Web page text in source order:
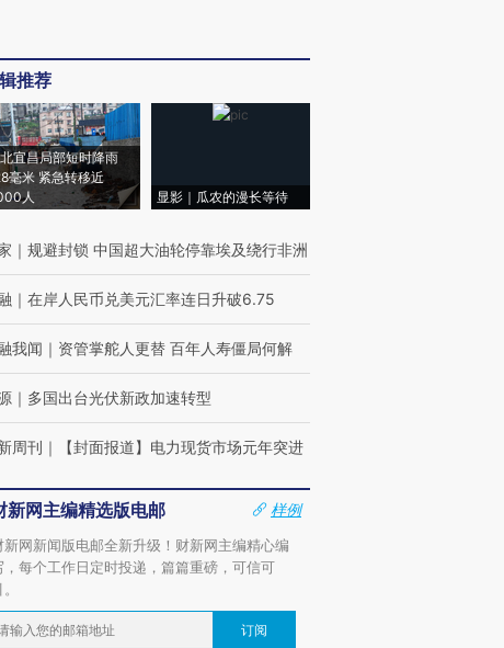
推荐
宜昌局部短时降雨
毫米 紧急转移近
人
显影｜瓜农的漫长等待
｜ 规避封锁 中国超大油轮停靠埃及绕行非洲
｜ 在岸人民币兑美元汇率连日升破6.75
我闻 ｜ 资管掌舵人更替 百年人寿僵局何解
｜ 多国出台光伏新政加速转型
周刊 ｜ 【封面报道】电力现货市场元年突进
新网主编精选版电邮
样例
新网新闻版电邮全新升级！财新网主编精心编
，每个工作日定时投递，篇篇重磅，可信可
订阅